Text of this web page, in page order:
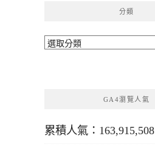
分類
分
GA4瀏覽人氣
累積人氣：163,915,508